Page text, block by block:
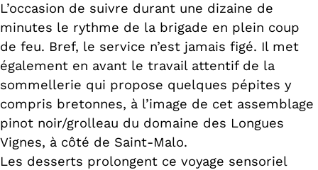
L’occasion de suivre durant une dizaine de
minutes le rythme de la brigade en plein coup
de feu. Bref, le service n’est jamais figé. Il met
également en avant le travail attentif de la
sommellerie qui propose quelques pépites y
compris bretonnes, à l’image de cet assemblage
pinot noir/grolleau du domaine des Longues
Vignes, à côté de Saint-Malo.
Les desserts prolongent ce voyage sensoriel